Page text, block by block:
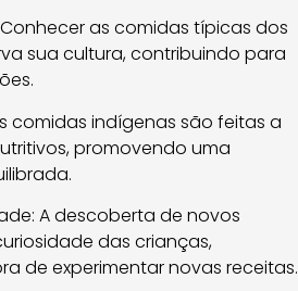
as comidas típicas dos
sua cultura, contribuindo para
comidas indígenas são feitas a
promovendo uma
A descoberta de novos
das crianças,
de experimentar novas receitas.